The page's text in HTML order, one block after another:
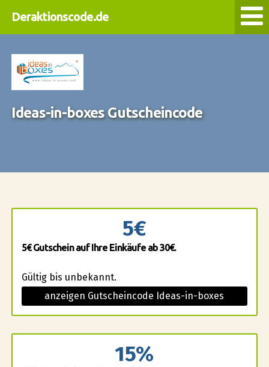
Deraktionscode.de
Ideas-in-boxes Gutscheincode
5€
5€ Gutschein auf Ihre Einkäufe ab 30€.
Gültig bis unbekannt.
anzeigen Gutscheincode Ideas-in-boxes
15%